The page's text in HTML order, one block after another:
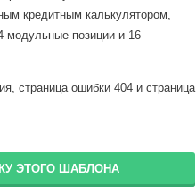
кредитным калькулятором,
модульные позиции и 16
страница ошибки 404 и страница
ЭТОГО ШАБЛОНА